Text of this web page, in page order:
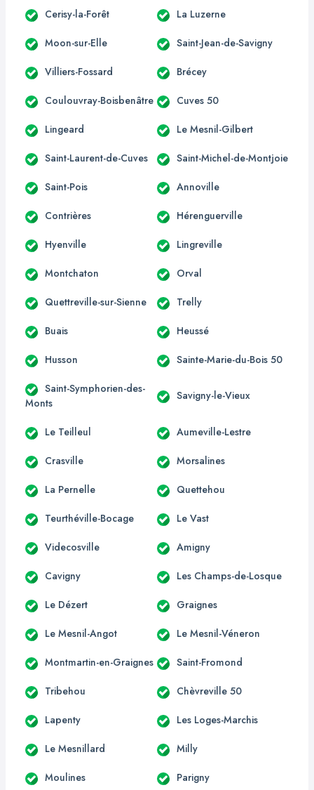
Cerisy-la-Forêt La Luzerne
Moon-sur-Elle Saint-Jean-de-Savigny
Villiers-Fossard Brécey
Coulouvray-Boisbenâtre Cuves 50
Lingeard Le Mesnil-Gilbert
Saint-Laurent-de-Cuves Saint-Michel-de-Montjoie
Saint-Pois Annoville
Contrières Hérenguerville
Hyenville Lingreville
Montchaton Orval
Quettreville-sur-Sienne Trelly
Buais Heussé
Husson Sainte-Marie-du-Bois 50
Saint-Symphorien-des-
Monts
Savigny-le-Vieux
Le Teilleul Aumeville-Lestre
Crasville Morsalines
La Pernelle Quettehou
Teurthéville-Bocage Le Vast
Videcosville Amigny
Cavigny Les Champs-de-Losque
Le Dézert Graignes
Le Mesnil-Angot Le Mesnil-Véneron
Montmartin-en-Graignes Saint-Fromond
Tribehou Chèvreville 50
Lapenty Les Loges-Marchis
Le Mesnillard Milly
Moulines Parigny